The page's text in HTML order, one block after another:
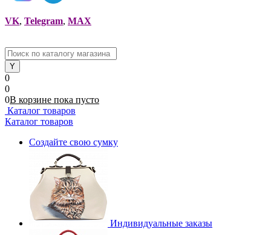
VK, Telegram, MAX
0
0
0В корзине пока пусто
Каталог товаров
Каталог товаров
Создайте свою сумку
Индивидуальные заказы